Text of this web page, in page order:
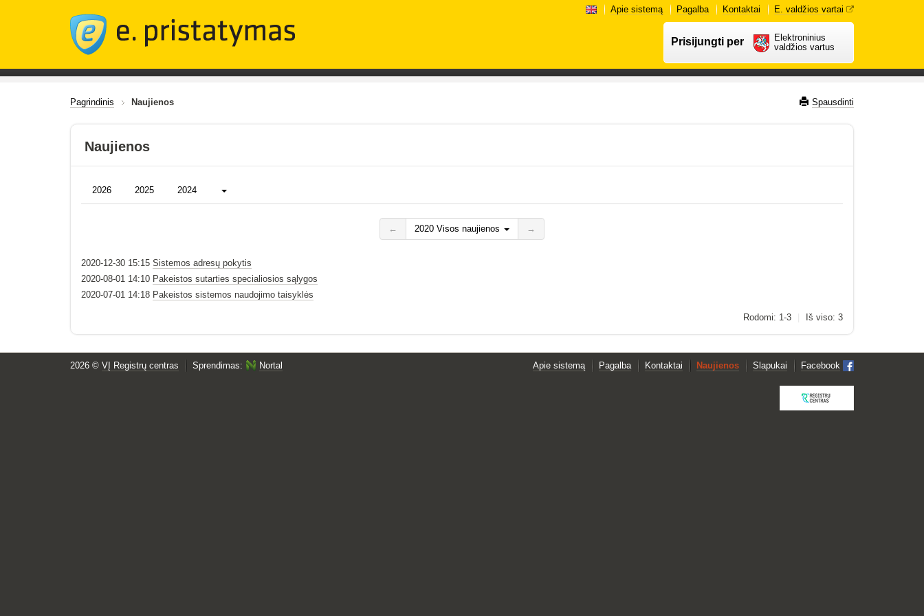
Apie sistemą Pagalba Kontaktai E. valdžios vartai
Prisijungti per
Elektroninius
valdžios vartus
Pagrindinis Naujienos Spausdinti
Naujienos
2026 2025 2024 Daugiau...
← 2020 Visos naujienos →
2020-12-30 15:15 Sistemos adresų pokytis
2020-08-01 14:10 Pakeistos sutarties specialiosios sąlygos
2020-07-01 14:18 Pakeistos sistemos naudojimo taisyklės
Rodomi: 1-3 Iš viso: 3
Apie sistemą Pagalba Kontaktai Naujienos Slapukai Facebook
2026 © VĮ Registrų centras Sprendimas: Nortal